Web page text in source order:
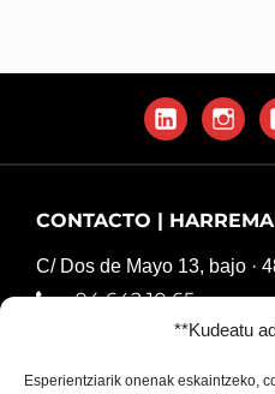
**Kudeatu
Esperientziarik onenak eskaintzeko,
LinkedIn
CONTACTO |
C/ Dos de Mayo 13, bajo ·
94 642 10 65